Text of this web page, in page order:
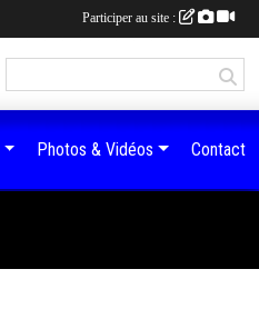
Photos & Vidéos Contact
Participer au site :